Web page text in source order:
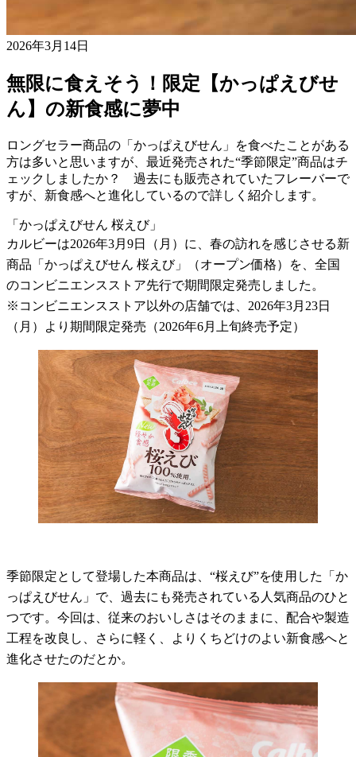
2026年3月14日
無限に食えそう！限定【かっぱえびせ
ん】の新食感に夢中
ロングセラー商品の「かっぱえびせん」を食べたことがある
方は多いと思いますが、最近発売された“季節限定”商品はチ
ェックしましたか？ 過去にも販売されていたフレーバーで
すが、新食感へと進化しているので詳しく紹介します。
「かっぱえびせん 桜えび」
カルビーは2026年3月9日（月）に、春の訪れを感じさせる新
商品「かっぱえびせん 桜えび」（オープン価格）を、全国
のコンビニエンスストア先行で期間限定発売しました。
※コンビニエンスストア以外の店舗では、2026年3月23日
（月）より期間限定発売（2026年6月上旬終売予定）
季節限定として登場した本商品は、“桜えび”を使用した「か
っぱえびせん」で、過去にも発売されている人気商品のひと
つです。今回は、従来のおいしさはそのままに、配合や製造
工程を改良し、さらに軽く、よりくちどけのよい新食感へと
進化させたのだとか。